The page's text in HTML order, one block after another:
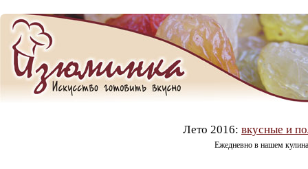
Лето 2016: вкусные и
Ежедневно в нашем